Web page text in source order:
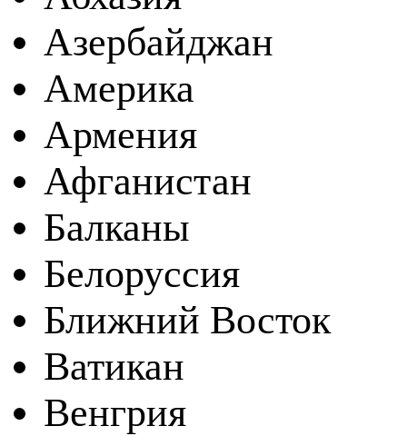
Азербайджан
Америка
Армения
Афганистан
Балканы
Белоруссия
Ближний Восток
Ватикан
Венгрия